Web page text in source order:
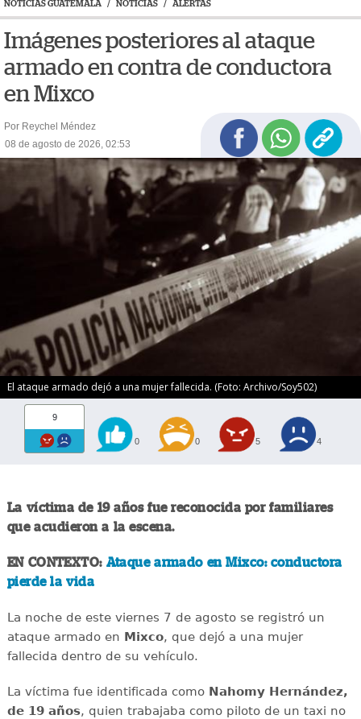
NOTICIAS GUATEMALA / NOTICIAS / ALERTAS
Imágenes posteriores al ataque
armado en contra de conductora
en Mixco
Por Reychel Méndez
08 de agosto de 2026, 02:53
El ataque armado dejó a una mujer fallecida. (Foto: Archivo/Soy502)
9
0 0 5 4
La víctima de 19 años fue reconocida por familiares
que acudieron a la escena.
EN CONTEXTO: Ataque armado en Mixco: conductora
pierde la vida
La noche de este viernes 7 de agosto se registró un
ataque armado en Mixco, que dejó a una mujer
fallecida dentro de su vehículo.
La víctima fue identificada como Nahomy Hernández,
de 19 años, quien trabajaba como piloto de un taxi no